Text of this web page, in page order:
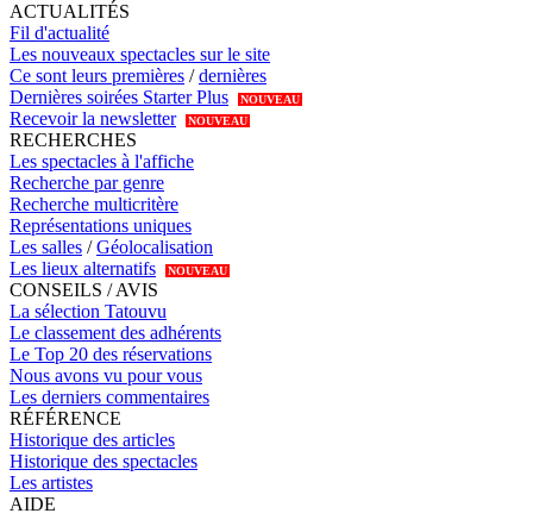
ACTUALITÉS
Fil d'actualité
Les nouveaux spectacles sur le site
Ce sont leurs premières /dernières
Dernières soirées Starter Plus
NOUVEAU
Recevoir la newsletter NOUVEAU
RECHERCHES
Les spectacles à l'affiche
Recherche par genre
Recherche multicritère
Représentations uniques
Les salles /Géolocalisation
Les lieux alternatifs
NOUVEAU
CONSEILS / AVIS
La sélection Tatouvu
Le classement des adhérents
Le Top 20 des réservations
Nous avons vu pour vous
Les derniers commentaires
RÉFÉRENCE
Historique des articles
Historique des spectacles
Les artistes
AIDE